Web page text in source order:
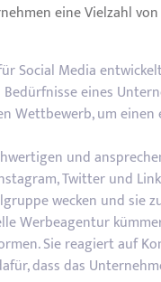
eine Vielzahl
Social Media
eines
Wettbewerb, um
und
Twitter und
wecken und sie
Werbeagentur
Sie reagiert auf
dass das